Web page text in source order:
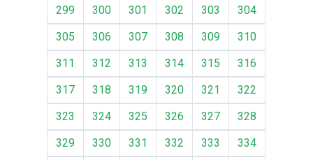
299
300 301 302 303
304
305
306 307 308 309
310
311
312 313 314 315
316
317
318 319 320 321
322
323
324 325 326 327
328
329
330 331 332 333
334